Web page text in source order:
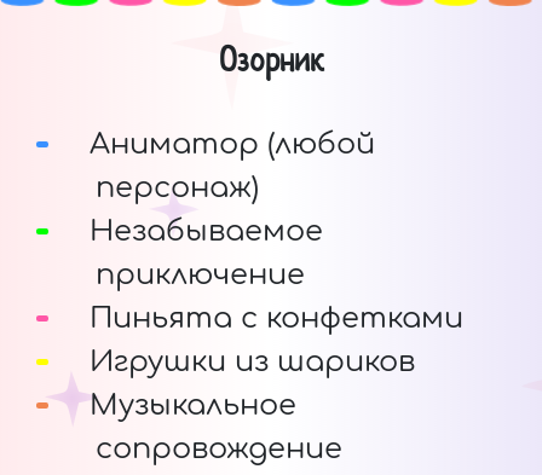
Озорник
Аниматор (любой
персонаж)
Незабываемое
приключение
Пиньята с конфетками
Игрушки из шариков
Музыкальное
сопровождение